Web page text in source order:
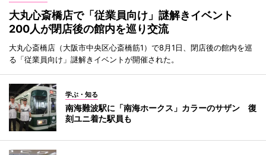
大丸心斎橋店で「従業員向け」謎解きイベント
200人が閉店後の館内を巡り交流
大丸心斎橋店（大阪市中央区心斎橋筋1）で8月1日、閉店後の館内を巡
る「従業員向け」謎解きイベントが開催された。
学ぶ・知る
南海難波駅に「南海ホークス」カラーのサザン 復
刻ユニ着た駅員も